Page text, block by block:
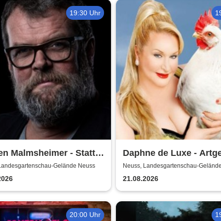
19:30 Uhr
Malmsheimer - Statt
die Welt bewegt,
wohl nur das Meer
Gelände Neuss
Daphne de Luxe -
Neuss, Landesgartenschau-
21.08.2026
20:00 Uhr